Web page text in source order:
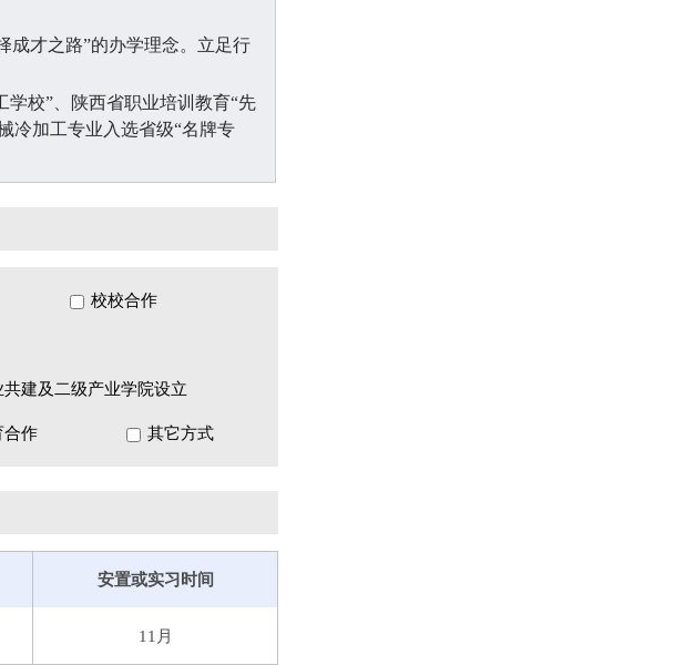
成才之路”的办学理念。立足行
学校”、陕西省职业培训教育“先
冷加工专业入选省级“名牌专
，打造集“教学、培训、技能
能人才，为职业教育高质量发
区域经济”的办学目标，为地
校校合作
建及二级产业学院设立
合作 其它方式
安置或实习时间
11月